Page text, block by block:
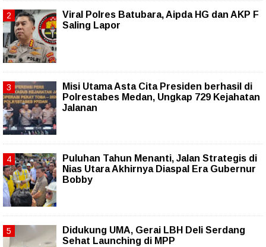
Viral Polres Batubara, Aipda HG dan AKP F
Saling Lapor
Misi Utama Asta Cita Presiden berhasil di
Polrestabes Medan, Ungkap 729 Kejahatan
Jalanan
Puluhan Tahun Menanti, Jalan Strategis di
Nias Utara Akhirnya Diaspal Era Gubernur
Bobby
Didukung UMA, Gerai LBH Deli Serdang
Sehat Launching di MPP